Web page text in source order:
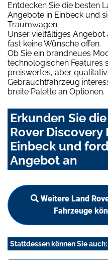
Entdecken Sie die besten
Angebote in Einbeck und
Traumwagen.
Unser vielfältiges
fast keine Wünsche offen.
Ob Sie ein brandneues
technologischen Features
preiswertes, aber
Gebrauchtfahrzeug
breite Palette an Optionen.
Erkunden Sie
Rover
Einbeck und
Angebot an
Weitere Land
Fahrzeuge
Stattdessen können Sie auch: